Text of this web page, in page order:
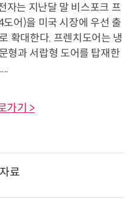
자는 지난달 말 비스포크 프
어)을 미국 시장에 우선 출
확대한다. 프렌치도어는 냉
형과 서랍형 도어를 탑재한
가기 >
료